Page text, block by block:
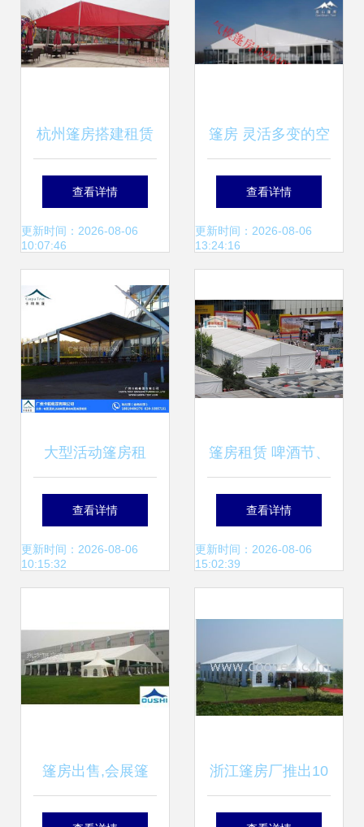
杭州篷房搭建租赁
车展、房产促销、
婚礼庆典中的多功
查看详情
更新时间：2026-08-06
10:07:46
篷房 灵活多变的空
间解决方案
查看详情
更新时间：2026-08-06
13:24:16
大型活动篷房租
赁，珠海篷房租
赁，卡帕帐篷，卡
动更有型
查看详情
更新时间：2026-08-06
10:15:32
篷房租赁 啤酒节、
车展等活动的首选
方案及价格解析
查看详情
更新时间：2026-08-06
15:02:39
篷房出售,会展篷
房,篷房搭建
浙江篷房厂推出10
米、15米婚礼专用